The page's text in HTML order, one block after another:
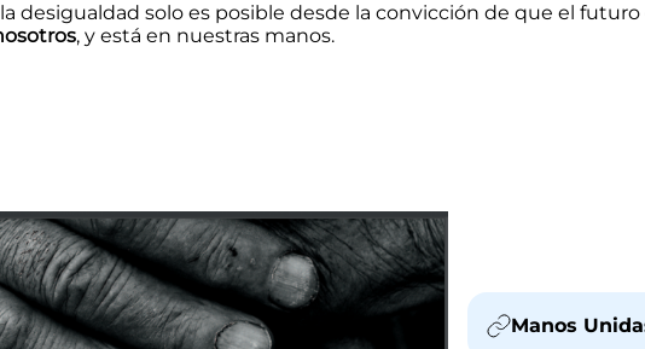
desigualdad solo es posible desde la convicción de que el
, y está en nuestras manos.
Manos